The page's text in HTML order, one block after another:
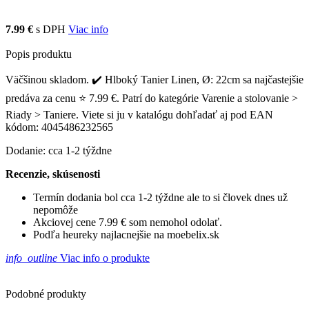
7.99 € s DPH Viac info
Popis produktu
Väčšinou skladom. ✔️ Hlboký Tanier Linen, Ø: 22cm sa najčastejšie
predáva za cenu ⭐ 7.99 €. Patrí do kategórie Varenie a stolovanie >
Riady > Taniere. Viete si ju v katalógu dohľadať aj pod EAN
kódom: 4045486232565
Dodanie: cca 1-2 týždne
Recenzie, skúsenosti
Termín dodania bol cca 1-2 týždne ale to si človek dnes už
nepomôže
Akciovej cene 7.99 € som nemohol odolať.
Podľa heureky najlacnejšie na moebelix.sk
info_outline Viac info o produkte
Podobné produkty